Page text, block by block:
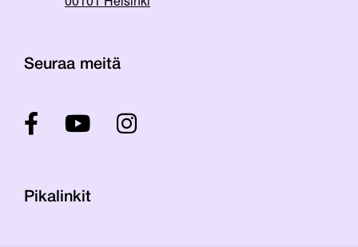
Seuraa meitä
Pikalinkit